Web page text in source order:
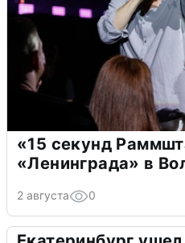
«15 секунд
«Ленинграда» в
2 августа 0